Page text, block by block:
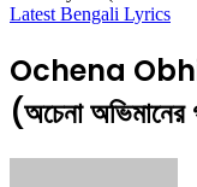
Latest Bengali Lyrics
Ochena
(অচেনা